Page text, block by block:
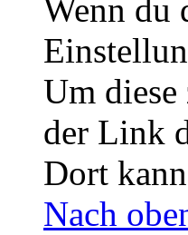
Wenn du
Um diese
der Link
Dort
Nach